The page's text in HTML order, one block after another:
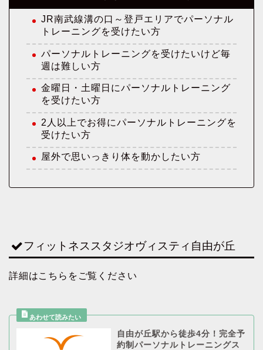
JR南武線溝の口～登戸エリアでパーソナル
トレーニングを受けたい方
パーソナルトレーニングを受けたいけど毎
週は難しい方
金曜日・土曜日にパーソナルトレーニング
を受けたい方
2人以上でお得にパーソナルトレーニングを
受けたい方
屋外で思いっきり体を動かしたい方
フィットネススタジオヴィスティ自由が丘
詳細はこちらをご覧ください
自由が丘駅から徒歩4分！完全予
約制パーソナルトレーニングス